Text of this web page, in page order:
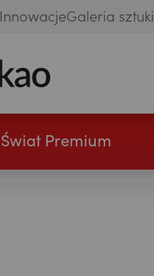
InnowacjeGaleria sztuki
Świat Premium